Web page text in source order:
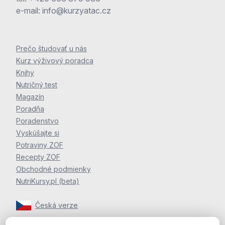
na e-maileobchod@kurzyatac.cz
Nestihol/a som uhradiť objednávku/prihlášku do 14
dní od jej podania. Je moja objednávka/prihláška
stále aktuálna?
Nie, Vašu objednávku/prihlášku po 14 dňoch od jej
podania stornujeme. Pokiaľ máte o tovar/kurz aj naďalej
záujem, je potrebné podať novú objednávku/prihlášku.
e-mail: info@kurzyatac.cz
Prečo študovať u nás
Kurz výživový poradca
Knihy
Nutričný test
Magazín
Poradňa
Poradenstvo
Vyskúšajte si
Potraviny ZOF
Recepty ZOF
Obchodné podmienky
NutriKursy.pl (beta)
Česká verze